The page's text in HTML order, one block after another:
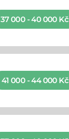
37 000 - 40 000 Kč
41 000 - 44 000 Kč